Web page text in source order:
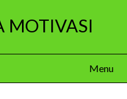
MOTIVASI
Menu